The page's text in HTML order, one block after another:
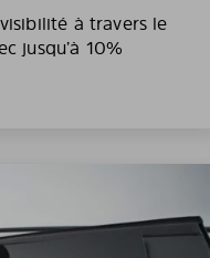
à travers le
jusqu’à 10%